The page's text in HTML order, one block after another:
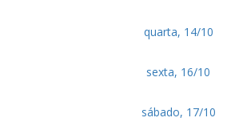
quarta, 14/10
sexta, 16/10
sábado, 17/10